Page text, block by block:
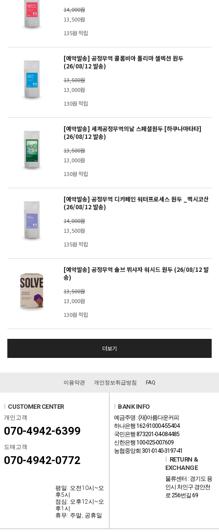
14,000원
13,500원
135원 적립
[예약발송] 공정무역 콜롬비아 톨리마 셀렉션 원두
(26/08/12 발송)
13,500원
13,000원
130원 적립
[예약발송] 세계공정무역의날 스페셜원두 [하쿠나마타타]
(26/08/12 발송)
13,500원
13,000원
130원 적립
[예약발송] 공정무역 디카페인 워터프로세스 원두 _멕시코산
(26/08/12 발송)
14,000원
13,500원
135원 적립
[예약발송] 공정무역 솔브 뷔샤자 워시드 원두 (26/08/12 발
송)
13,500원
13,000원
130원 적립
더보기
이용약관 개인정보취급방침 FAQ
CUSTOMER CENTER
개인고객
070-4942-6399
도매고객
070-4942-0772
평일: 오전10시~오
후5시
점심: 오후12시~오
후1시
휴무: 주말, 공휴일
BANK INFO
예금주명 : (재)아름다운커피
하나은행 162-910004-55404
국민은행 873201-04-084485
신한은행 100-025-007609
농협중앙회 301-0140-3197-41
RETURN &
EXCHANGE
물류센터 : 경기도 용
인시 처인구 경안천
로 256번길 69